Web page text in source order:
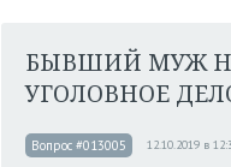
БЫВШИЙ МУЖ
УГОЛОВНОЕ
Вопрос #013005 12.10.2019 в